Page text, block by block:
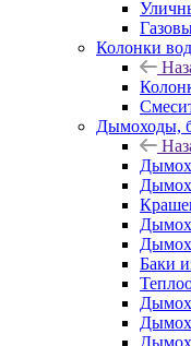
Колонки
Дымоходы,
Баки